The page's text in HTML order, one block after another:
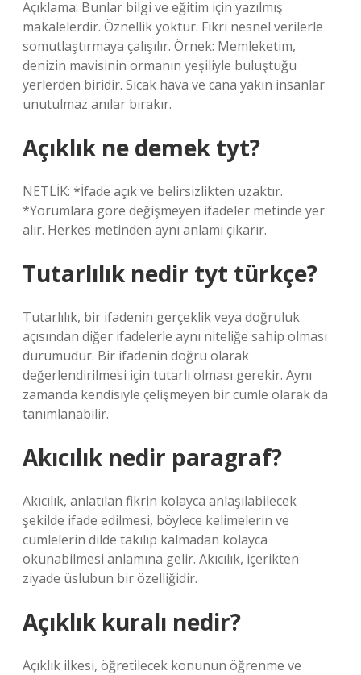
Açıklama: Bunlar bilgi ve eğitim için yazılmış
makalelerdir. Öznellik yoktur. Fikri nesnel verilerle
somutlaştırmaya çalışılır. Örnek: Memleketim,
denizin mavisinin ormanın yeşiliyle buluştuğu
yerlerden biridir. Sıcak hava ve cana yakın insanlar
unutulmaz anılar bırakır.
Açıklık ne demek tyt?
NETLİK: *İfade açık ve belirsizlikten uzaktır.
*Yorumlara göre değişmeyen ifadeler metinde yer
alır. Herkes metinden aynı anlamı çıkarır.
Tutarlılık nedir tyt türkçe?
Tutarlılık, bir ifadenin gerçeklik veya doğruluk
açısından diğer ifadelerle aynı niteliğe sahip olması
durumudur. Bir ifadenin doğru olarak
değerlendirilmesi için tutarlı olması gerekir. Aynı
zamanda kendisiyle çelişmeyen bir cümle olarak da
tanımlanabilir.
Akıcılık nedir paragraf?
Akıcılık, anlatılan fikrin kolayca anlaşılabilecek
şekilde ifade edilmesi, böylece kelimelerin ve
cümlelerin dilde takılıp kalmadan kolayca
okunabilmesi anlamına gelir. Akıcılık, içerikten
ziyade üslubun bir özelliğidir.
Açıklık kuralı nedir?
Açıklık ilkesi, öğretilecek konunun öğrenme ve